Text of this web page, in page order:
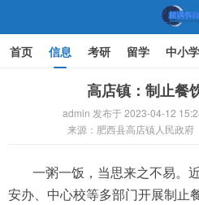
机遇教
首页 信息 考研 留学 中小学
家庭教育高店镇：制止餐
admin 发布于 2023-04-12
来源：肥西县高店镇人民政府
一粥一饭，当思来之不易。
安办、中心校等多部门开展制止